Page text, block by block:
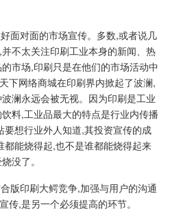
面对面的市场宣传。多数,或者说几
不太关注印刷工业本身的新闻、热
市场,印刷只是在他们的市场活动中
下网络商城在印刷界内掀起了波澜,
澜永远会被无视。因为印刷是工业
料,工业品最大的特点是行业内传播
想行业外人知道,其投资宣传的成
能烧得起,也不是谁都能烧得起来
没了。
版印刷大鳄竞争,加强与用户的沟通
传,是另一个必须提高的环节。